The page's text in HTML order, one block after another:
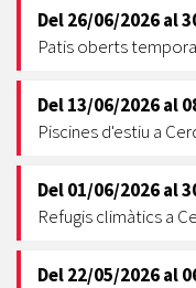
Del26/06/2026al
Patis oberts
Del13/06/2026al
Piscines d'estiu a
Del01/06/2026al
Refugis climàtics a
Del22/05/2026al